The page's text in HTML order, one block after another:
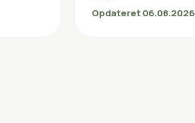
Opdateret 06.08.2026